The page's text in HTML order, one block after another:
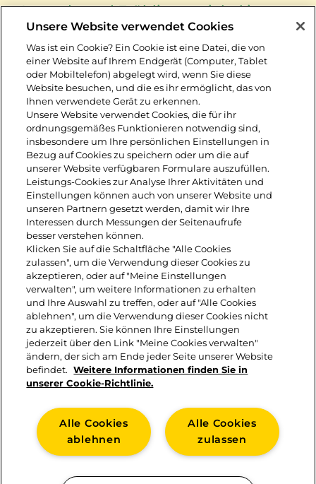
Avocado und Frühlingszwiebel in
Scheiben schneiden. Sprossen
waschen und abtropfen lassen.
4. Die fertigen Süßkartoffelscheiben
mit Salz und Pfeffer würzen.
Daraufhin jeweils mit Avocado und
Leerdammer® Feine Scheiben
belegen. Mit Tomaten,
Frühlingszwiebeln und Sprossen
garnieren. Zum Schluss mit
Leinsamen und Kürbiskernen
bestreuen und mit Limettensaft
beträufeln.
KONTAKT
Unsere Website verwendet Cookies
Was ist ein Cookie? Ein Cookie ist eine Datei, die von
einer Website auf Ihrem Endgerät (Computer, Tablet
oder Mobiltelefon) abgelegt wird, wenn Sie diese
Website besuchen, und die es ihr ermöglicht, das von
Ihnen verwendete Gerät zu erkennen.
Unsere Website verwendet Cookies, die für ihr
ordnungsgemäßes Funktionieren notwendig sind,
insbesondere um Ihre persönlichen Einstellungen in
Bezug auf Cookies zu speichern oder um die auf
unserer Website verfügbaren Formulare auszufüllen.
Leistungs-Cookies zur Analyse Ihrer Aktivitäten und
Einstellungen können auch von unserer Website und
unseren Partnern gesetzt werden, damit wir Ihre
Interessen durch Messungen der Seitenaufrufe
besser verstehen können.
Klicken Sie auf die Schaltfläche "Alle Cookies
zulassen", um die Verwendung dieser Cookies zu
akzeptieren, oder auf "Meine Einstellungen
verwalten", um weitere Informationen zu erhalten
und Ihre Auswahl zu treffen, oder auf "Alle Cookies
ablehnen", um die Verwendung dieser Cookies nicht
zu akzeptieren. Sie können Ihre Einstellungen
jederzeit über den Link "Meine Cookies verwalten"
ändern, der sich am Ende jeder Seite unserer Website
befindet. Weitere Informationen finden Sie in
unserer Cookie-Richtlinie.
Alle Cookies
zulassen
Alle Cookies
ablehnen